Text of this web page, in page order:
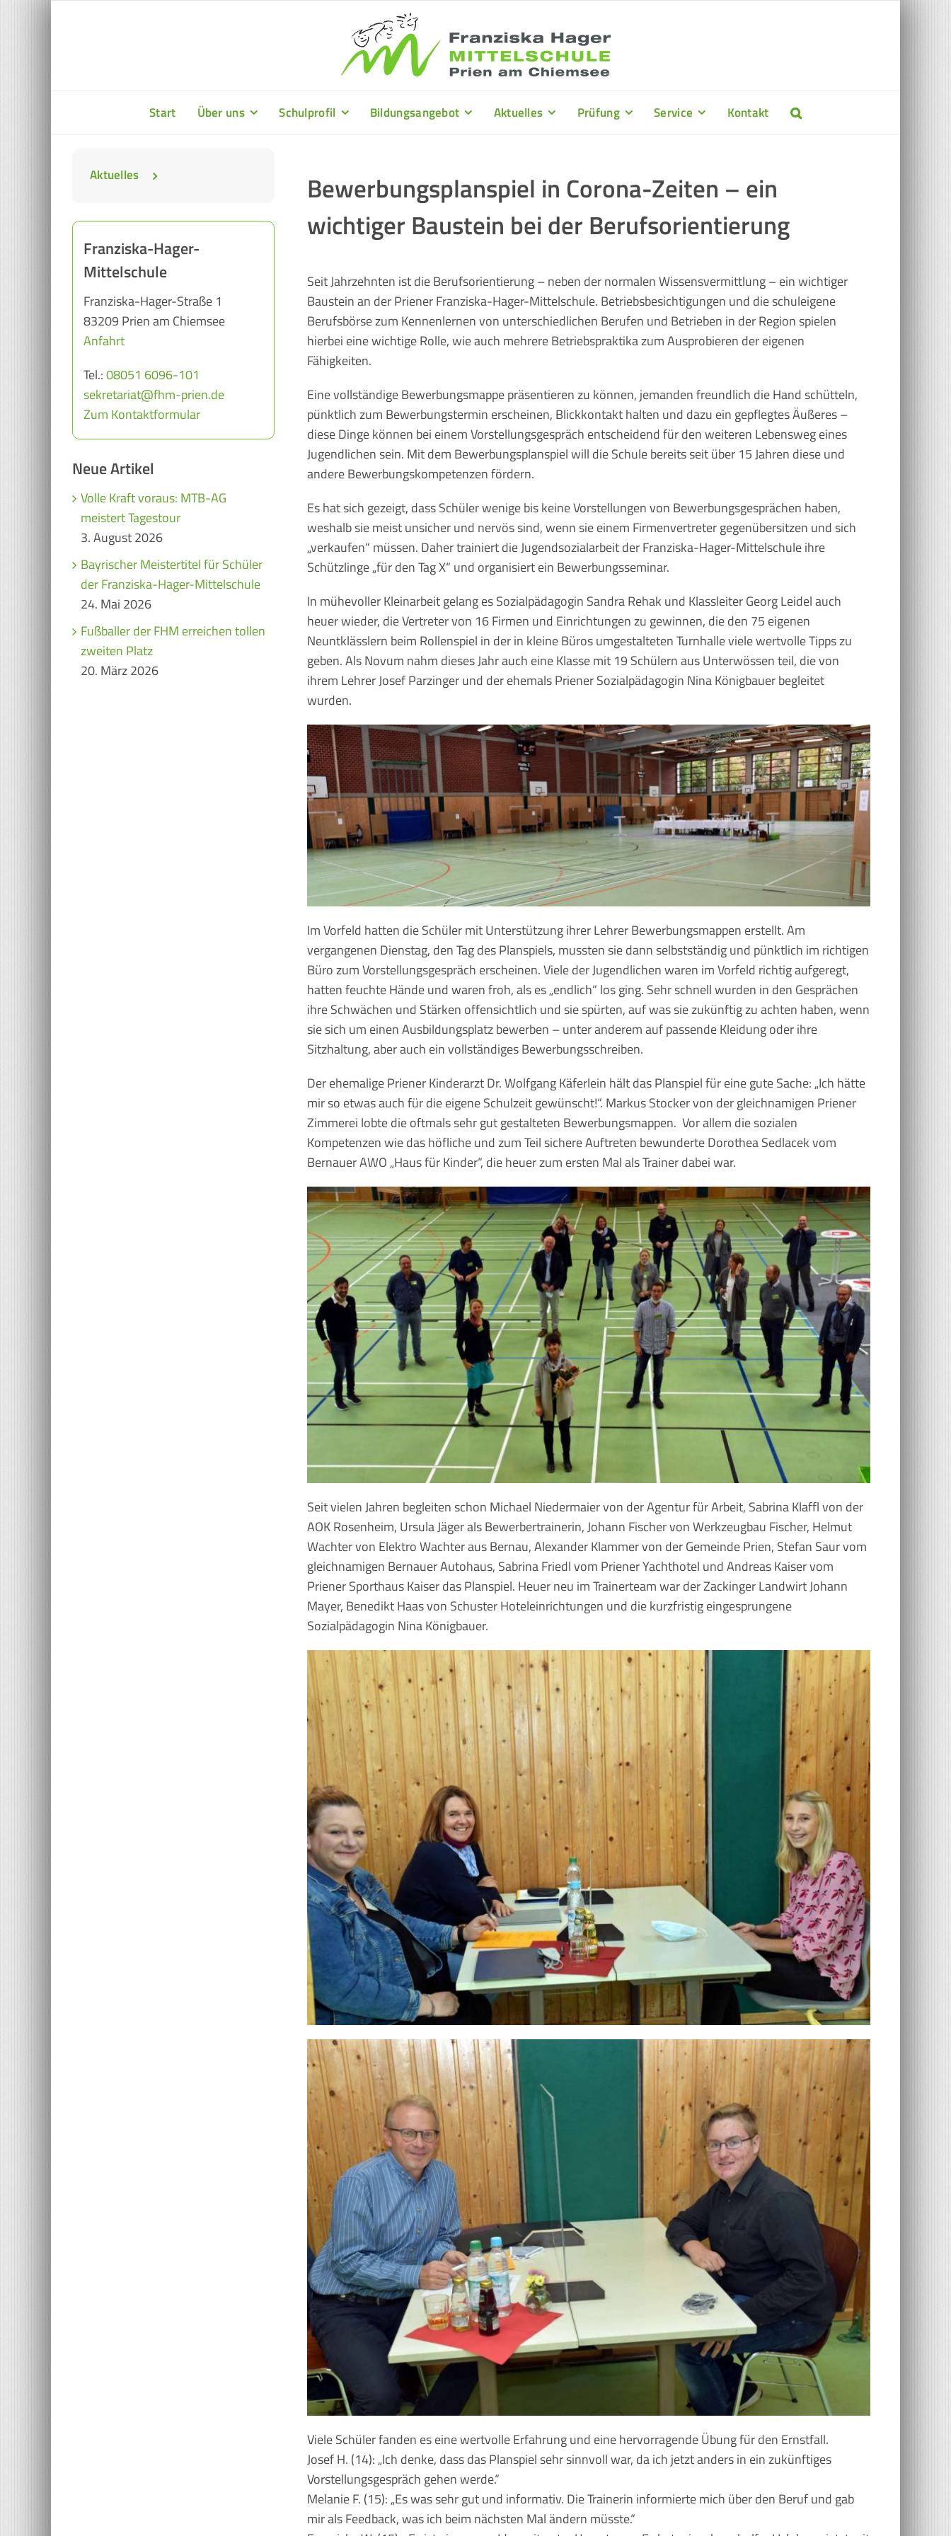
Start Über uns Schulprofil Bildungsangebot Aktuelles Prüfung Service Kontakt
Aktuelles
Franziska-Hager-
Mittelschule
Franziska-Hager-Straße 1
83209 Prien am Chiemsee
Anfahrt
Tel.:08051 6096-101
sekretariat@fhm-prien.de
Zum Kontaktformular
Neue Artikel
Volle Kraft voraus: MTB-AG
meistert Tagestour
3. August 2026
Bayrischer Meistertitel für Schüler
der Franziska-Hager-Mittelschule
24. Mai 2026
Fußballer der FHM erreichen tollen
zweiten Platz
20. März 2026
Bewerbungsplanspiel in Corona-Zeiten – ein
wichtiger Baustein bei der Berufsorientierung
Seit Jahrzehnten ist die Berufsorientierung – neben der normalen Wissensvermittlung – ein wichtiger
Baustein an der Priener Franziska-Hager-Mittelschule. Betriebsbesichtigungen und die schuleigene
Berufsbörse zum Kennenlernen von unterschiedlichen Berufen und Betrieben in der Region spielen
hierbei eine wichtige Rolle, wie auch mehrere Betriebspraktika zum Ausprobieren der eigenen
Fähigkeiten.
Eine vollständige Bewerbungsmappe präsentieren zu können, jemanden freundlich die Hand schütteln,
pünktlich zum Bewerbungstermin erscheinen, Blickkontakt halten und dazu ein gepflegtes Äußeres –
diese Dinge können bei einem Vorstellungsgespräch entscheidend für den weiteren Lebensweg eines
Jugendlichen sein. Mit dem Bewerbungsplanspiel will die Schule bereits seit über 15 Jahren diese und
andere Bewerbungskompetenzen fördern.
Es hat sich gezeigt, dass Schüler wenige bis keine Vorstellungen von Bewerbungsgesprächen haben,
weshalb sie meist unsicher und nervös sind, wenn sie einem Firmenvertreter gegenübersitzen und sich
„verkaufen“ müssen. Daher trainiert die Jugendsozialarbeit der Franziska-Hager-Mittelschule ihre
Schützlinge „für den Tag X“ und organisiert ein Bewerbungsseminar.
In mühevoller Kleinarbeit gelang es Sozialpädagogin Sandra Rehak und Klassleiter Georg Leidel auch
heuer wieder, die Vertreter von 16 Firmen und Einrichtungen zu gewinnen, die den 75 eigenen
Neuntklässlern beim Rollenspiel in der in kleine Büros umgestalteten Turnhalle viele wertvolle Tipps zu
geben. Als Novum nahm dieses Jahr auch eine Klasse mit 19 Schülern aus Unterwössen teil, die von
ihrem Lehrer Josef Parzinger und der ehemals Priener Sozialpädagogin Nina Königbauer begleitet
wurden.
Im Vorfeld hatten die Schüler mit Unterstützung ihrer Lehrer Bewerbungsmappen erstellt. Am
vergangenen Dienstag, den Tag des Planspiels, mussten sie dann selbstständig und pünktlich im richtigen
Büro zum Vorstellungsgespräch erscheinen. Viele der Jugendlichen waren im Vorfeld richtig aufgeregt,
hatten feuchte Hände und waren froh, als es „endlich“ los ging. Sehr schnell wurden in den Gesprächen
ihre Schwächen und Stärken offensichtlich und sie spürten, auf was sie zukünftig zu achten haben, wenn
sie sich um einen Ausbildungsplatz bewerben – unter anderem auf passende Kleidung oder ihre
Sitzhaltung, aber auch ein vollständiges Bewerbungsschreiben.
Der ehemalige Priener Kinderarzt Dr. Wolfgang Käferlein hält das Planspiel für eine gute Sache: „Ich hätte
mir so etwas auch für die eigene Schulzeit gewünscht!“. Markus Stocker von der gleichnamigen Priener
Zimmerei lobte die oftmals sehr gut gestalteten Bewerbungsmappen. Vor allem die sozialen
Kompetenzen wie das höfliche und zum Teil sichere Auftreten bewunderte Dorothea Sedlacek vom
Bernauer AWO „Haus für Kinder“, die heuer zum ersten Mal als Trainer dabei war.
Seit vielen Jahren begleiten schon Michael Niedermaier von der Agentur für Arbeit, Sabrina Klaffl von der
AOK Rosenheim, Ursula Jäger als Bewerbertrainerin, Johann Fischer von Werkzeugbau Fischer, Helmut
Wachter von Elektro Wachter aus Bernau, Alexander Klammer von der Gemeinde Prien, Stefan Saur vom
gleichnamigen Bernauer Autohaus, Sabrina Friedl vom Priener Yachthotel und Andreas Kaiser vom
Priener Sporthaus Kaiser das Planspiel. Heuer neu im Trainerteam war der Zackinger Landwirt Johann
Mayer, Benedikt Haas von Schuster Hoteleinrichtungen und die kurzfristig eingesprungene
Sozialpädagogin Nina Königbauer.
Viele Schüler fanden es eine wertvolle Erfahrung und eine hervorragende Übung für den Ernstfall.
Josef H. (14): „Ich denke, dass das Planspiel sehr sinnvoll war, da ich jetzt anders in ein zukünftiges
Vorstellungsgespräch gehen werde.“
Melanie F. (15): „Es was sehr gut und informativ. Die Trainerin informierte mich über den Beruf und gab
mir als Feedback, was ich beim nächsten Mal ändern müsste.“